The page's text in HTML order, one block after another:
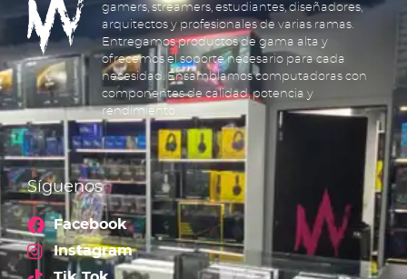
gamers, streamers, estudiantes, diseñadores,
arquitectos y profesionales de varias ramas.
Entregamos productos de gama alta y
ofrecemos el soporte necesario para cada
necesidad. Ensamblamos computadoras con
componentes de calidad, potencia y
rendimiento.
Síguenos
Facebook
Instagram